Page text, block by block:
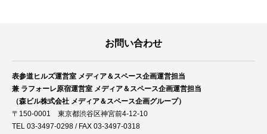
お問い合わせ
表参道ヒルズ運営室 メディア＆スペース企画運営担当
兼 ラフォーレ原宿運営室 メディア＆スペース企画運営担当
（森ビル株式会社 メディア＆スペース企画グループ）
〒150-0001 東京都渋谷区神宮前4-12-10
TEL 03-3497-0298 / FAX 03-3497-0318